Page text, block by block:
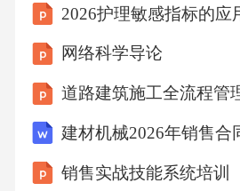
案，并能够灵活调整方案，解
反思与评价能否对解决问题
评价解决方案的优劣，提出改
实践成果展示机制创意作品课
实践活动鼓励学生发挥想象力
具有物理特色的创意作品，如
2026护理敏感指标的应
网络科学导论
道路建筑施工全流程管
建材机械2026年销售合
销售实战技能系统培训